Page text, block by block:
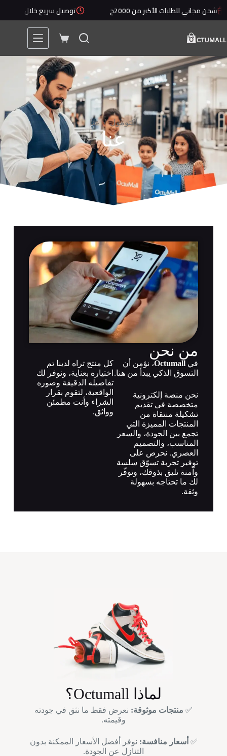
مجاني للطلبات الأكبر من 2000ج توصيل سريع خلال 1 - 5 أيام
أكتومول / عنا
عنا
من نحن
في Octumall، نؤمن أن
التسوق الذكي يبدأ من هنا.
نحن منصة إلكترونية
متخصصة في تقديم
تشكيلة منتقاة من
المنتجات المميزة التي
تجمع بين الجودة، والسعر
المناسب، والتصميم
العصري. نحرص على
توفير تجربة تسوّق سلسة
وآمنة تليق بذوقك، وتوفّر
لك ما تحتاجه بسهولة
وثقة.
كل منتج تراه لدينا تم
اختياره بعناية، ونوفر لك
تفاصيله الدقيقة وصوره
الواقعية، لتقوم بقرار
الشراء وأنت مطمئن
وواثق.
لماذا Octumall؟
✅ منتجات موثوقة: نعرض فقط ما نثق في جودته
وقيمته.
✅ أسعار منافسة: نوفر أفضل الأسعار الممكنة بدون
التنازل عن الجودة.